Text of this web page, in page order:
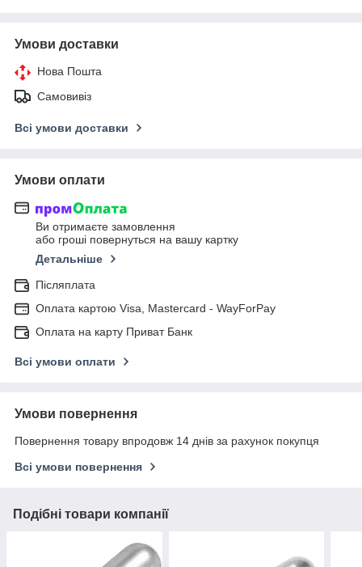
Умови доставки
Нова Пошта
Самовивіз
Всі умови доставки
Умови оплати
Ви отримаєте замовлення
або гроші повернуться на вашу картку
Детальніше
Післяплата
Оплата картою Visa, Mastercard - WayForPay
Оплата на карту Приват Банк
Всі умови оплати
Умови повернення
Повернення товару впродовж 14 днів за рахунок покупця
Всі умови повернення
Подібні товари компанії